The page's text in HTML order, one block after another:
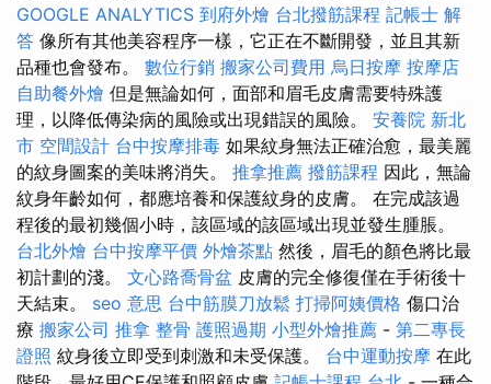
GOOGLE ANALYTICS 到府外燴 台北撥筋課程 記帳士 解
答 像所有其他美容程序一樣，它正在不斷開發，並且其新
品種也會發布。 數位行銷 搬家公司費用 烏日按摩 按摩店
自助餐外燴 但是無論如何，面部和眉毛皮膚需要特殊護
理，以降低傳染病的風險或出現錯誤的風險。 安養院 新北
市 空間設計 台中按摩排毒 如果紋身無法正確治愈，最美麗
的紋身圖案的美味將消失。 推拿推薦 撥筋課程 因此，無論
紋身年齡如何，都應培養和保護紋身的皮膚。 在完成該過
程後的最初幾個小時，該區域的該區域出現並發生腫脹。
台北外燴 台中按摩平價 外燴茶點 然後，眉毛的顏色將比最
初計劃的淺。 文心路喬骨盆 皮膚的完全修復僅在手術後十
天結束。 seo 意思 台中筋膜刀放鬆 打掃阿姨價格 傷口治
療 搬家公司 推拿 整骨 護照過期 小型外燴推薦 - 第二專長
證照 紋身後立即受到刺激和未受保護。 台中運動按摩 在此